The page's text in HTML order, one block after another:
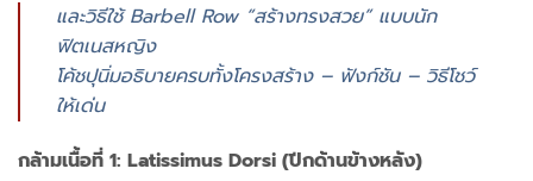
และวิธีใช้ Barbell Row “สร้างทรงสวย” แบบนัก
ฟิตเนสหญิง
โค้ชปุนิ่มอธิบายครบทั้งโครงสร้าง – ฟังก์ชัน – วิธีโชว์
ให้เด่น
กล้ามเนื้อที่ 1: Latissimus Dorsi (ปีกด้านข้างหลัง)